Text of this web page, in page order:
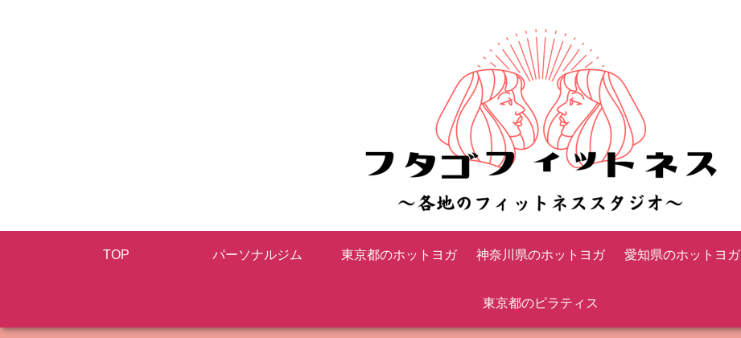
TOP パーソナルジム 東京都のホットヨガ 神奈川県のホットヨガ 愛知県のホットヨガ
東京都のピラティス